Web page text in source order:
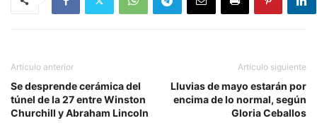
Artículo anterior
Se desprende cerámica del
túnel de la 27 entre Winston
Churchill y Abraham Lincoln
Artículo siguiente
Lluvias de mayo estarán por
encima de lo normal, según
Gloria Ceballos